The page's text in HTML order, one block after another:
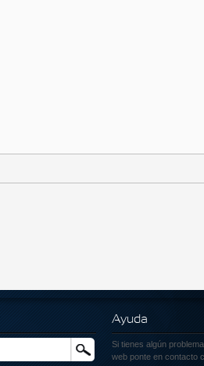
Buscar
Ayuda
Si tienes algún
web ponte en contacto